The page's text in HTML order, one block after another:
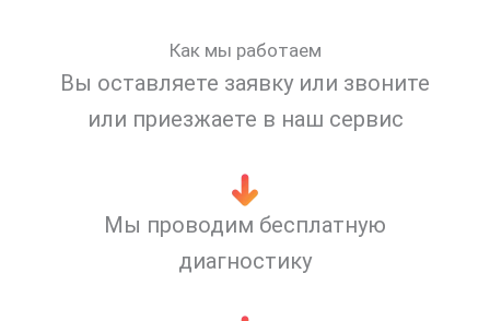
Как мы работаем
Вы оставляете заявку или звоните
или приезжаете в наш сервис
Мы проводим бесплатную
диагностику